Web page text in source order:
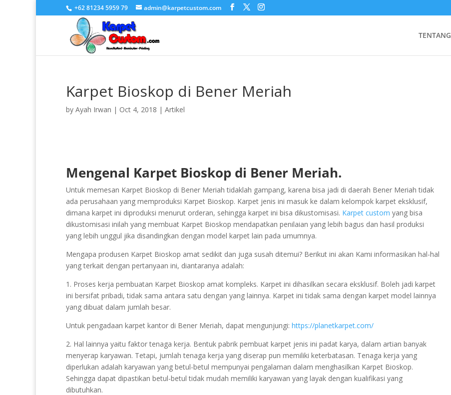
+62 81234 5959 79 admin@karpetcustom.com
TENTANG
Karpet Bioskop di Bener Meriah
by Ayah Irwan | Oct 4, 2018 | Artikel
Mengenal Karpet Bioskop di Bener Meriah.
Untuk memesan Karpet Bioskop di Bener Meriah tidaklah gampang, karena bisa jadi di daerah Bener Meriah tidak
ada perusahaan yang memproduksi Karpet Bioskop. Karpet jenis ini masuk ke dalam kelompok karpet eksklusif,
dimana karpet ini diproduksi menurut orderan, sehingga karpet ini bisa dikustomisasi. Karpet custom yang bisa
dikustomisasi inilah yang membuat Karpet Bioskop mendapatkan penilaian yang lebih bagus dan hasil produksi
yang lebih unggul jika disandingkan dengan model karpet lain pada umumnya.
Mengapa produsen Karpet Bioskop amat sedikit dan juga susah ditemui? Berikut ini akan Kami informasikan hal-hal
yang terkait dengan pertanyaan ini, diantaranya adalah:
1. Proses kerja pembuatan Karpet Bioskop amat kompleks. Karpet ini dihasilkan secara eksklusif. Boleh jadi karpet
ini bersifat pribadi, tidak sama antara satu dengan yang lainnya. Karpet ini tidak sama dengan karpet model lainnya
yang dibuat dalam jumlah besar.
Untuk pengadaan karpet kantor di Bener Meriah, dapat mengunjungi: https://planetkarpet.com/
2. Hal lainnya yaitu faktor tenaga kerja. Bentuk pabrik pembuat karpet jenis ini padat karya, dalam artian banyak
menyerap karyawan. Tetapi, jumlah tenaga kerja yang diserap pun memiliki keterbatasan. Tenaga kerja yang
diperlukan adalah karyawan yang betul-betul mempunyai pengalaman dalam menghasilkan Karpet Bioskop.
Sehingga dapat dipastikan betul-betul tidak mudah memiliki karyawan yang layak dengan kualifikasi yang
dibutuhkan.